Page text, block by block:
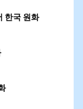
한국 원화